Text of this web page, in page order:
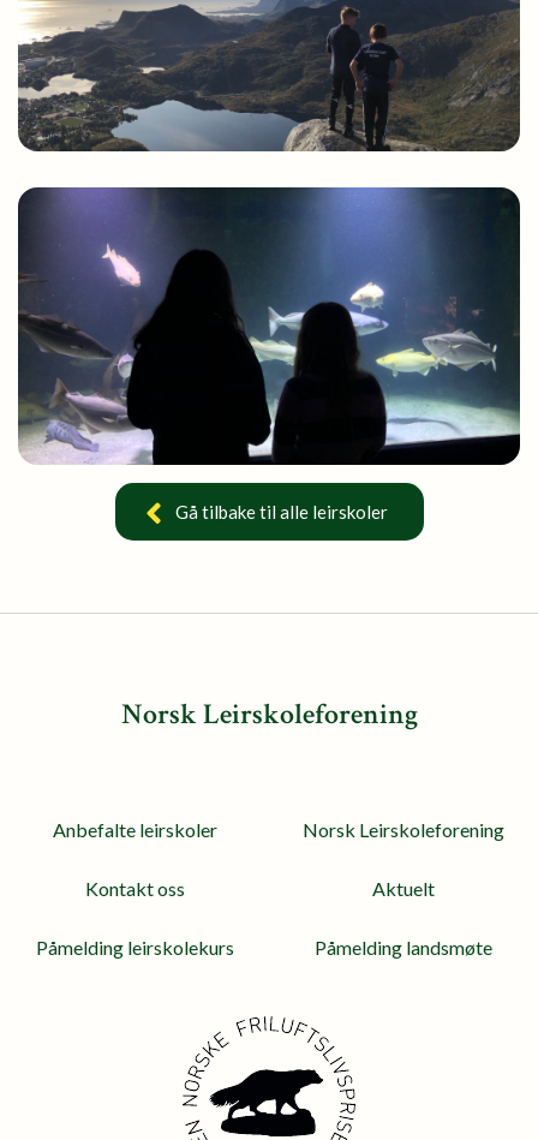
Gå tilbake til alle leirskoler
Norsk Leirskoleforening
Anbefalte leirskoler Norsk Leirskoleforening
Kontakt oss Aktuelt
Påmelding leirskolekurs Påmelding landsmøte